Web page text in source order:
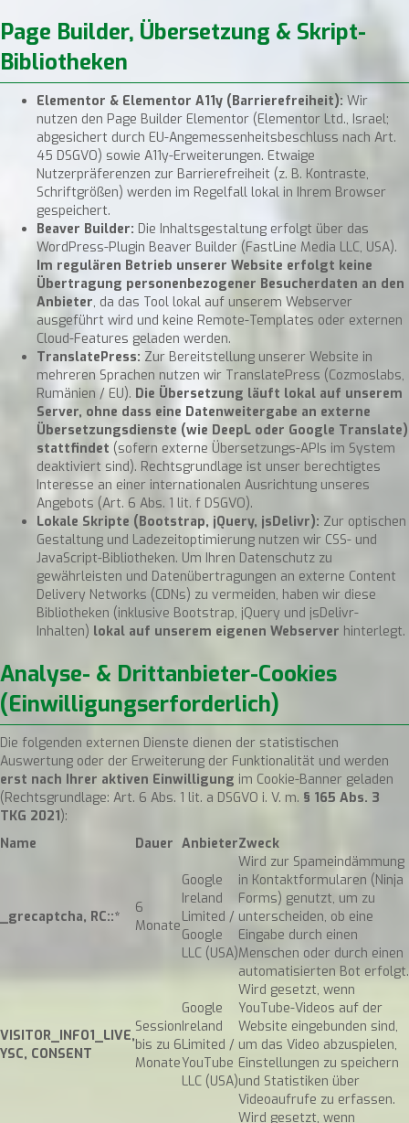
Page Builder, Übersetzung & Skript-
Bibliotheken
Elementor & Elementor A11y (Barrierefreiheit): Wir
nutzen den Page Builder Elementor (Elementor Ltd., Israel;
abgesichert durch EU-Angemessenheitsbeschluss nach Art.
45 DSGVO) sowie A11y-Erweiterungen. Etwaige
Nutzerpräferenzen zur Barrierefreiheit (z. B. Kontraste,
Schriftgrößen) werden im Regelfall lokal in Ihrem Browser
gespeichert.
Beaver Builder: Die Inhaltsgestaltung erfolgt über das
WordPress-Plugin Beaver Builder (FastLine Media LLC, USA).
Im regulären Betrieb unserer Website erfolgt keine
Übertragung personenbezogener Besucherdaten an den
Anbieter, da das Tool lokal auf unserem Webserver
ausgeführt wird und keine Remote-Templates oder externen
Cloud-Features geladen werden.
TranslatePress: Zur Bereitstellung unserer Website in
mehreren Sprachen nutzen wir TranslatePress (Cozmoslabs,
Rumänien / EU). Die Übersetzung läuft lokal auf unserem
Server, ohne dass eine Datenweitergabe an externe
Übersetzungsdienste (wie DeepL oder Google Translate)
stattfindet (sofern externe Übersetzungs-APIs im System
deaktiviert sind). Rechtsgrundlage ist unser berechtigtes
Interesse an einer internationalen Ausrichtung unseres
Angebots (Art. 6 Abs. 1 lit. f DSGVO).
Lokale Skripte (Bootstrap, jQuery, jsDelivr): Zur optischen
Gestaltung und Ladezeitoptimierung nutzen wir CSS- und
JavaScript-Bibliotheken. Um Ihren Datenschutz zu
gewährleisten und Datenübertragungen an externe Content
Delivery Networks (CDNs) zu vermeiden, haben wir diese
Bibliotheken (inklusive Bootstrap, jQuery und jsDelivr-
Inhalten) lokal auf unserem eigenen Webserver hinterlegt.
Analyse- & Drittanbieter-Cookies
(Einwilligungserforderlich)
Die folgenden externen Dienste dienen der statistischen
Auswertung oder der Erweiterung der Funktionalität und werden
erst nach Ihrer aktiven Einwilligung im Cookie-Banner geladen
(Rechtsgrundlage: Art. 6 Abs. 1 lit. a DSGVO i. V. m. § 165 Abs. 3
TKG 2021):
Name
Dauer AnbieterZweck
_grecaptcha, RC::*
6
Monate
Google
Ireland
Limited /
Google
LLC (USA)
Wird zur Spameindämmung
in Kontaktformularen (Ninja
Forms) genutzt, um zu
unterscheiden, ob eine
Eingabe durch einen
Menschen oder durch einen
automatisierten Bot erfolgt.
VISITOR_INFO1_LIVE,
YSC, CONSENT
Session
bis zu 6
Monate
Google
Ireland
Limited /
YouTube
LLC (USA)
Wird gesetzt, wenn
YouTube-Videos auf der
Website eingebunden sind,
um das Video abzuspielen,
Einstellungen zu speichern
und Statistiken über
Videoaufrufe zu erfassen.
Wird gesetzt, wenn